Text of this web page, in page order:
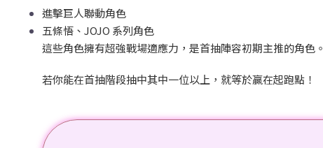
進擊巨人聯動角色
五條悟、JOJO 系列角色
這些角色擁有超強戰場適應力，是首抽陣容初期主推的角色。
若你能在首抽階段抽中其中一位以上，就等於贏在起跑點！